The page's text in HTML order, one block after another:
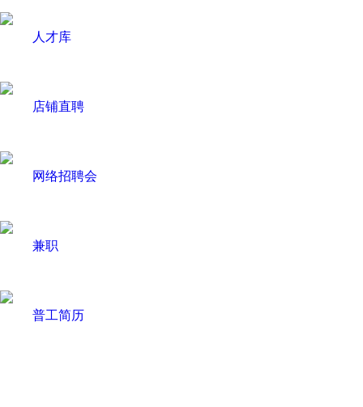
人才库
店铺直聘
网络招聘会
兼职
普工简历